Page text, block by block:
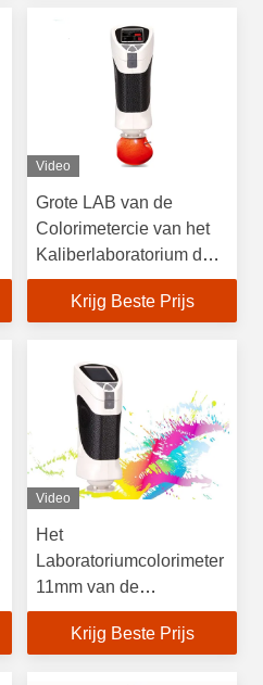
Video
Grote LAB van de
Colorimetercie van het
Kaliberlaboratorium de
Analysemeter van de
VerfkleurKrijg Beste Prijs
Video
Het
Laboratoriumcolorimeter
11mm van de
premiekwaliteit het
Meten Kaliber550g
Krijg Beste Prijs